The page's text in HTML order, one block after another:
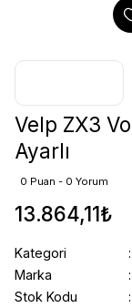
Velp ZX3
Ayarlı
0 Puan - 0 Yorum
13.864,11₺
Kategori
Marka
Stok Kodu